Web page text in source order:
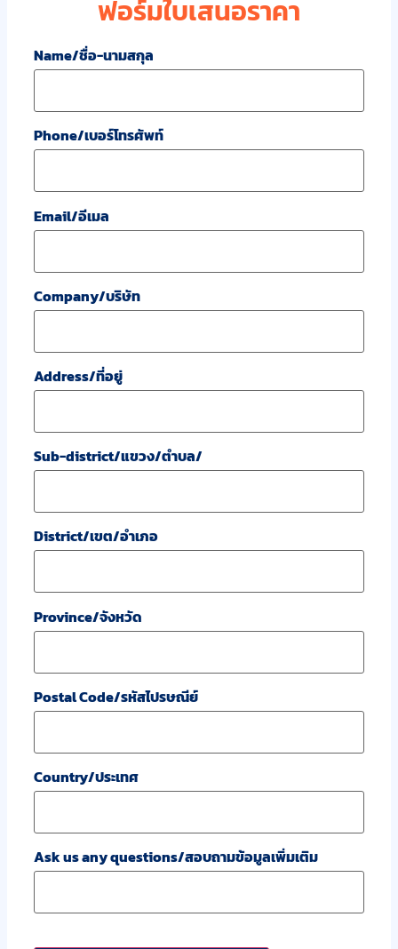
ฟอร์มใบเสนอราคา
Name/ชื่อ-นามสกุล
Phone/เบอร์โทรศัพท์
Email/อีเมล
Company/บริษัท
Address/ที่อยู่
Sub-district/แขวง/ตำบล/
District/เขต/อำเภอ
Province/จังหวัด
Postal Code/รหัสไปรษณีย์
Country/ประเทศ
Ask us any questions/สอบถามข้อมูลเพิ่มเติม